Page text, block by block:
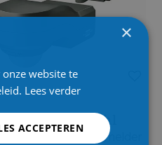
Hugo Brennenstuhl
Bewegingsmelder
×
website te
Lees verder
ACCEPTEREN